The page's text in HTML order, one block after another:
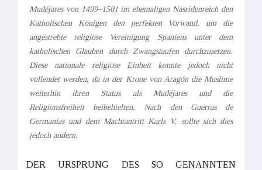
Mudéjares von 1499–1501 im ehemaligen Nasridenreich den
Katholischen Königen den perfekten Vorwand, um die
angestrebte religiöse Vereinigung Spaniens unter dem
katholischen Glauben durch Zwangstaufen durchzusetzen.
Diese nationale religiöse Einheit konnte jedoch nicht
vollendet werden, da in der Krone von Aragón die Muslime
weiterhin ihren Status als Mudéjares und die
Religionsfreiheit beibehielten. Nach den Guerras de
Germanías und dem Machtantritt Karls V. sollte sich dies
jedoch ändern.
DER URSPRUNG DES SO GENANNTEN